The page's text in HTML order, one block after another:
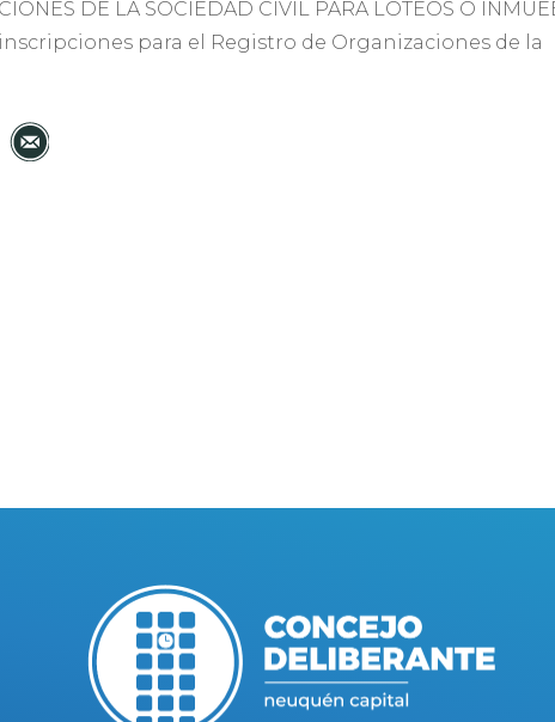
DE LA SOCIEDAD CIVIL PARA LOTEOS O
para el Registro de Organizaciones de la